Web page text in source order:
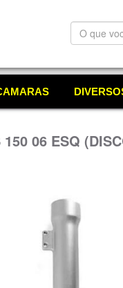
O
que
está
06 ESQ